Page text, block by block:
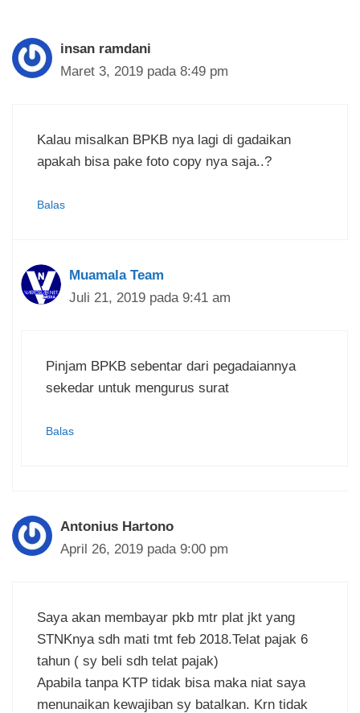
insan ramdani
Maret 3, 2019 pada 8:49 pm
Kalau misalkan BPKB nya lagi di gadaikan
apakah bisa pake foto copy nya saja..?
Balas
Muamala Team
Juli 21, 2019 pada 9:41 am
Pinjam BPKB sebentar dari pegadaiannya
sekedar untuk mengurus surat
Balas
Antonius Hartono
April 26, 2019 pada 9:00 pm
Saya akan membayar pkb mtr plat jkt yang
STNKnya sdh mati tmt feb 2018.Telat pajak 6
tahun ( sy beli sdh telat pajak)
Apabila tanpa KTP tidak bisa maka niat saya
menunaikan kewajiban sy batalkan. Krn tidak